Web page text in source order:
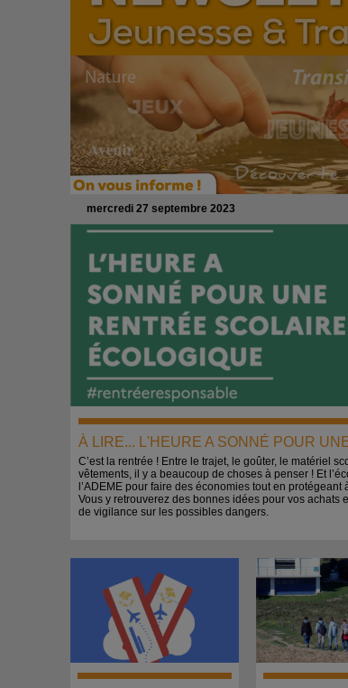
mercredi 27 septembre 2023
À LIRE... L'HEURE A SONNÉ POUR
C’est la rentrée ! Entre le trajet, le goûter, le matériel
vêtements, il y a beaucoup de choses à penser ! Et
l’ADEME pour faire des économies tout en
Vous y retrouverez des bonnes idées pour vos achats
de vigilance sur les possibles dangers.